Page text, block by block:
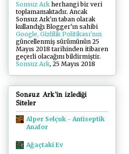
Sonsuz Arkherhangi bir veri
toplamamaktadır. Ancak
Sonsuz Ark'ın taban olarak
kullandığı Blogger'ın sahibi
Google, Gizlilik Politikası'nın
güncellenmiş sürümünün 25
Mayıs 2018 tarihinden itibaren
geçerli olacağını bildirmiştir.
Sonsuz Ark, 25 Mayıs 2018
Sonsuz Ark'in izlediği
Siteler
Alper Selçuk - Antiseptik
Anafor
Ağaçtaki Ev